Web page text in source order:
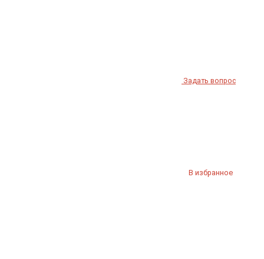
Задать вопрос
В избранное